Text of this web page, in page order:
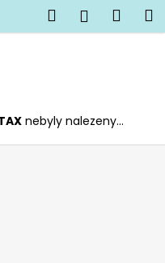
Hledat
nebyly nalezeny...